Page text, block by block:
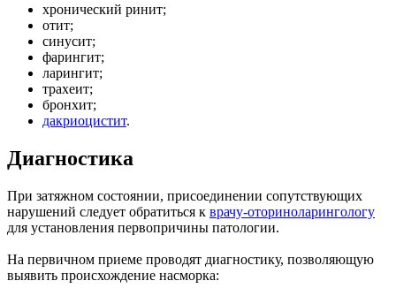
хронический ринит;
отит;
синусит;
фарингит;
ларингит;
трахеит;
бронхит;
дакриоцистит.
Диагностика
При затяжном состоянии, присоединении сопутствующих
нарушений следует обратиться к врачу-оториноларингологу
для установления первопричины патологии.
На первичном приеме проводят диагностику, позволяющую
выявить происхождение насморка: